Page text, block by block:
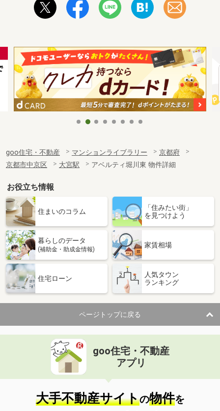
goo住宅・不動産 マンションライブラリー
京都府
京都市中京区
大宮駅 アベルティ堀川東 物件詳細
お役立ち情報
住まいのコラム
「住みたい街」
を見つけよう
暮らしのデータ
(補助金・助成金情報)
家賃相場
住宅ローン
人気タウン
ランキング
ページトップに戻る
goo住宅・不動産
アプリ
大手不動産サイトの物件を